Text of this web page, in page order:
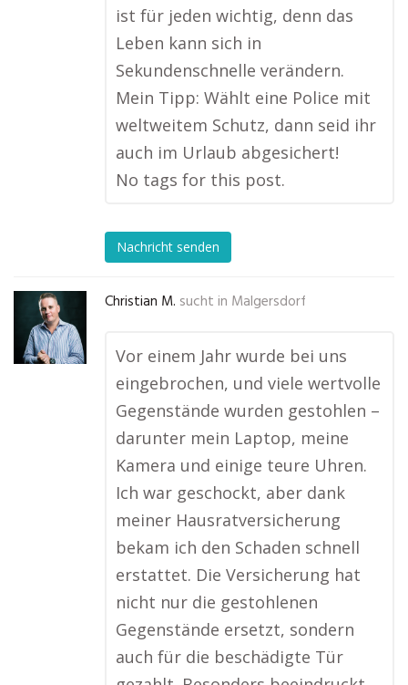
ist für jeden wichtig, denn das
Leben kann sich in
Sekundenschnelle verändern.
Mein Tipp: Wählt eine Police mit
weltweitem Schutz, dann seid ihr
auch im Urlaub abgesichert!
No tags for this post.
Nachricht senden
Christian M. sucht in Malgersdorf
Vor einem Jahr wurde bei uns
eingebrochen, und viele wertvolle
Gegenstände wurden gestohlen –
darunter mein Laptop, meine
Kamera und einige teure Uhren.
Ich war geschockt, aber dank
meiner Hausratversicherung
bekam ich den Schaden schnell
erstattet. Die Versicherung hat
nicht nur die gestohlenen
Gegenstände ersetzt, sondern
auch für die beschädigte Tür